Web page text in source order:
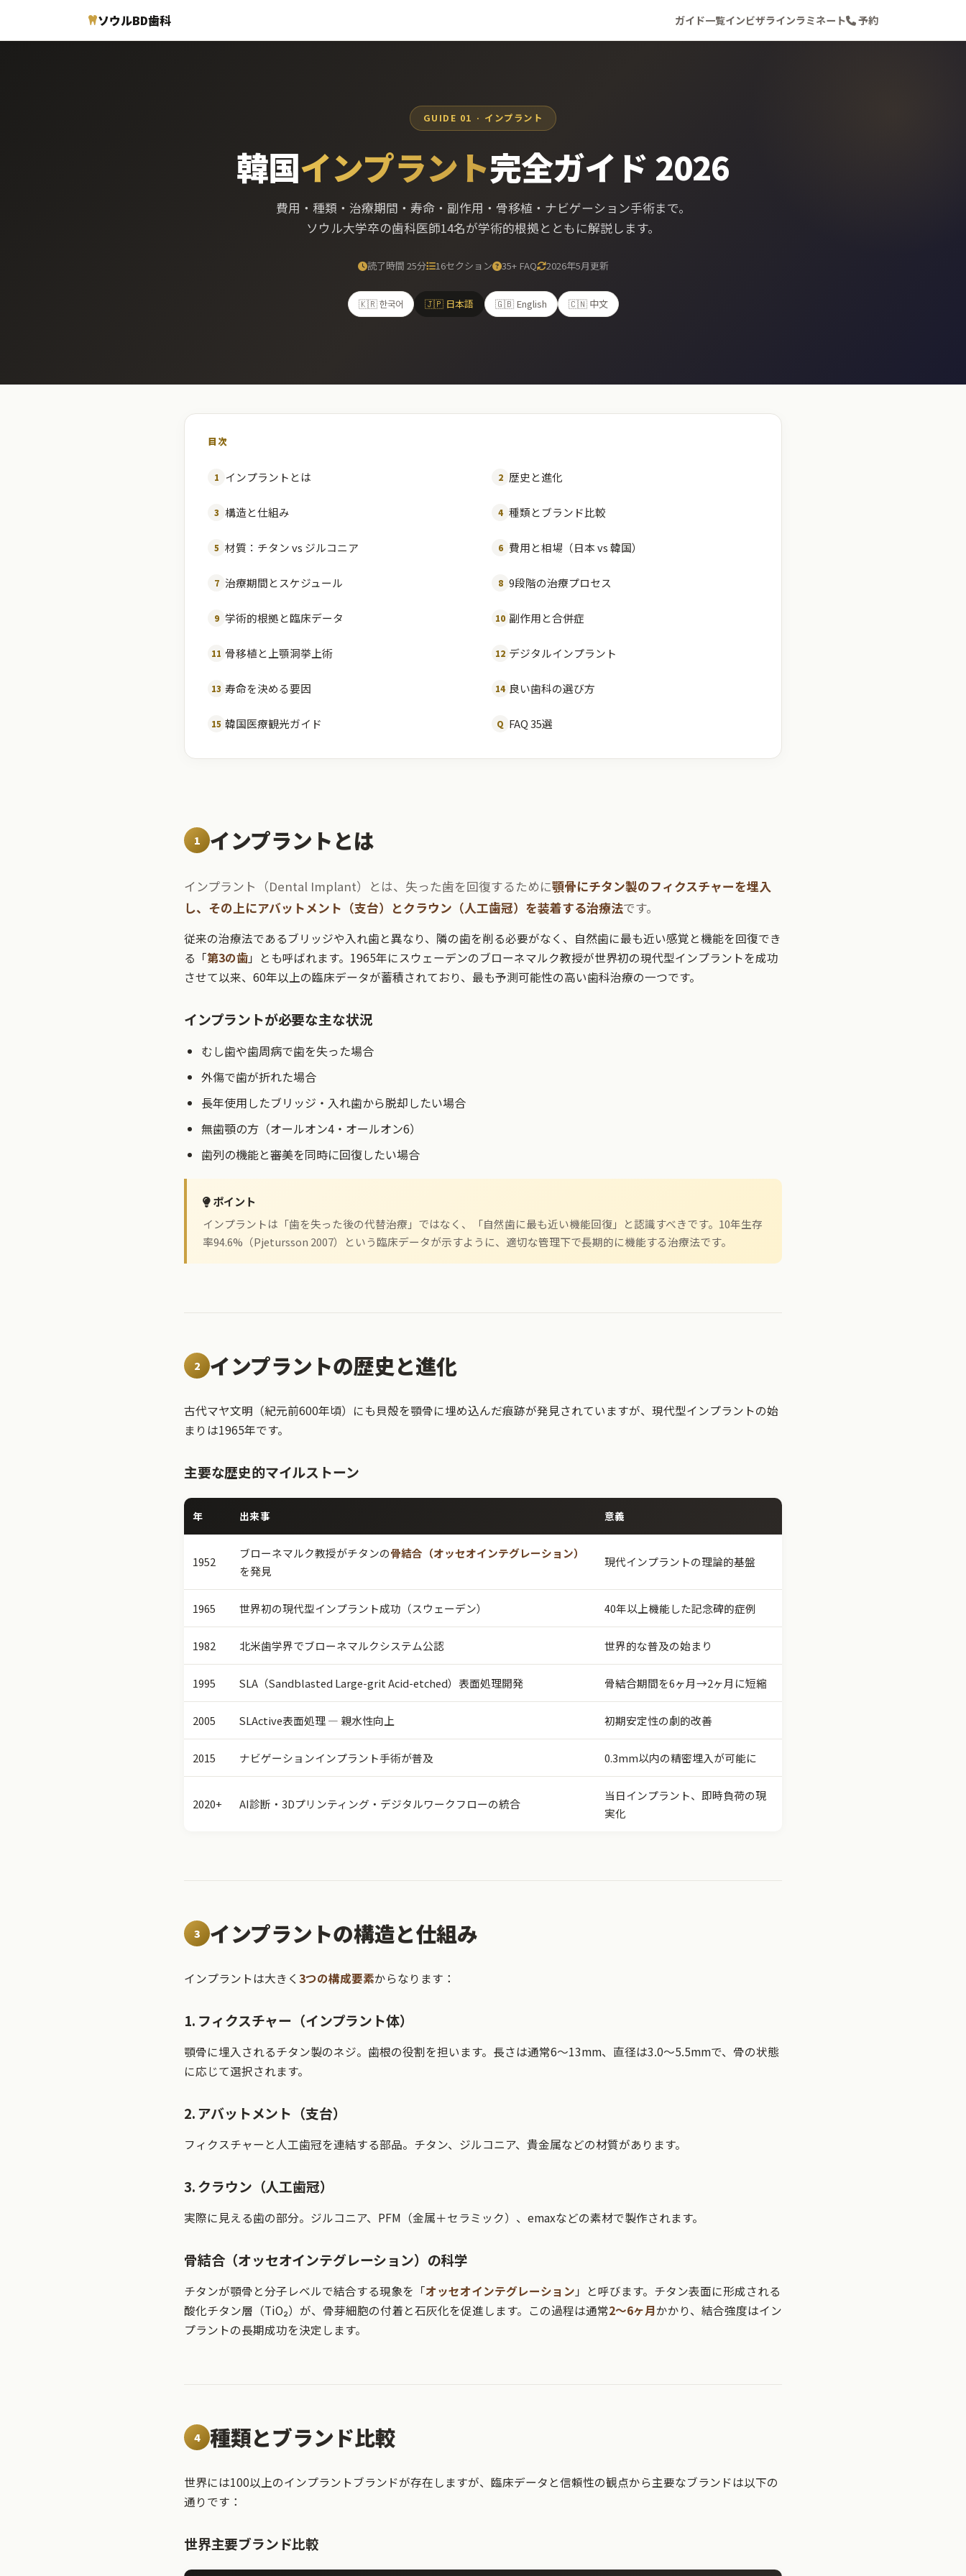
ソウルBD歯科 ガイド一覧インビザラインラミネート 予約
GUIDE 01 · インプラント
韓国インプラント完全ガイド 2026
費用・種類・治療期間・寿命・副作用・骨移植・ナビゲーション手術まで。
ソウル大学卒の歯科医師14名が学術的根拠とともに解説します。
読了時間 25分 16セクション 35+ FAQ 2026年5月更新
🇰🇷 한국어 🇯🇵 日本語 🇬🇧 English 🇨🇳 中文
目次
1 インプラントとは 2 歴史と進化
3 構造と仕組み 4 種類とブランド比較
5 材質：チタン vs ジルコニア 6 費用と相場（日本 vs 韓国）
7 治療期間とスケジュール 8 9段階の治療プロセス
9 学術的根拠と臨床データ 10 副作用と合併症
11 骨移植と上顎洞挙上術 12 デジタルインプラント
13 寿命を決める要因 14 良い歯科の選び方
15 韓国医療観光ガイド Q FAQ 35選
1 インプラントとは
インプラント（Dental Implant）とは、失った歯を回復するために顎骨にチタン製のフィクスチャーを埋入
し、その上にアバットメント（支台）とクラウン（人工歯冠）を装着する治療法です。
従来の治療法であるブリッジや入れ歯と異なり、隣の歯を削る必要がなく、自然歯に最も近い感覚と機能を回復でき
る「第3の歯」とも呼ばれます。1965年にスウェーデンのブローネマルク教授が世界初の現代型インプラントを成功
させて以来、60年以上の臨床データが蓄積されており、最も予測可能性の高い歯科治療の一つです。
インプラントが必要な主な状況
むし歯や歯周病で歯を失った場合
外傷で歯が折れた場合
長年使用したブリッジ・入れ歯から脱却したい場合
無歯顎の方（オールオン4・オールオン6）
歯列の機能と審美を同時に回復したい場合
ポイント
インプラントは「歯を失った後の代替治療」ではなく、「自然歯に最も近い機能回復」と認識すべきです。10年生存
率94.6%（Pjetursson 2007）という臨床データが示すように、適切な管理下で長期的に機能する治療法です。
2 インプラントの歴史と進化
古代マヤ文明（紀元前600年頃）にも貝殻を顎骨に埋め込んだ痕跡が発見されていますが、現代型インプラントの始
まりは1965年です。
主要な歴史的マイルストーン
年 出来事 意義
1952
ブローネマルク教授がチタンの骨結合（オッセオインテグレーション）
を発見
現代インプラントの理論的基盤
1965 世界初の現代型インプラント成功（スウェーデン） 40年以上機能した記念碑的症例
1982 北米歯学界でブローネマルクシステム公認 世界的な普及の始まり
1995 SLA（Sandblasted Large-grit Acid-etched）表面処理開発 骨結合期間を6ヶ月→2ヶ月に短縮
2005 SLActive表面処理 — 親水性向上 初期安定性の劇的改善
2015 ナビゲーションインプラント手術が普及 0.3mm以内の精密埋入が可能に
2020+ AI診断・3Dプリンティング・デジタルワークフローの統合
当日インプラント、即時負荷の現
実化
3 インプラントの構造と仕組み
インプラントは大きく 3つの構成要素からなります：
1. フィクスチャー（インプラント体）
顎骨に埋入されるチタン製のネジ。歯根の役割を担います。長さは通常6～13mm、直径は3.0～5.5mmで、骨の状態
に応じて選択されます。
2. アバットメント（支台）
フィクスチャーと人工歯冠を連結する部品。チタン、ジルコニア、貴金属などの材質があります。
3. クラウン（人工歯冠）
実際に見える歯の部分。ジルコニア、PFM（金属＋セラミック）、emaxなどの素材で製作されます。
骨結合（オッセオインテグレーション）の科学
チタンが顎骨と分子レベルで結合する現象を「オッセオインテグレーション 」と呼びます。チタン表面に形成される
酸化チタン層（TiO₂）が、骨芽細胞の付着と石灰化を促進します。この過程は通常2～6ヶ月かかり、結合強度はイン
プラントの長期成功を決定します。
4 種類とブランド比較
世界には100以上のインプラントブランドが存在しますが、臨床データと信頼性の観点から主要なブランドは以下の
通りです：
世界主要ブランド比較